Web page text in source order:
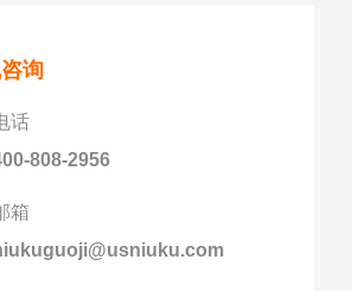
询
话
808-2956
箱